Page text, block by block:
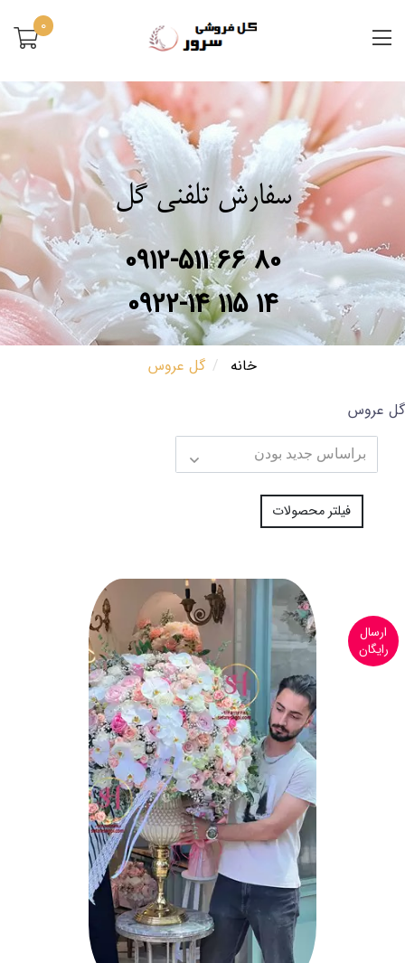
0
سفارش تلفنی گل
0912-511 66 80
0922-14 115 14
خانه
گل عروس
گل عروس
فیلتر محصولات
ارسال
رایگان